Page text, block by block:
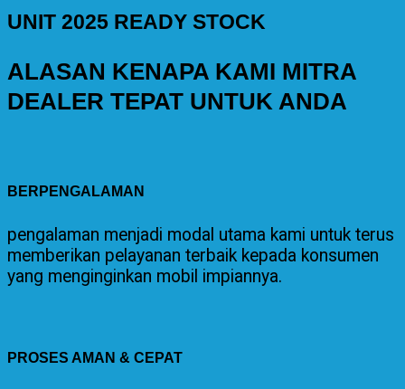
UNIT 2025 READY STOCK
ALASAN KENAPA KAMI MITRA
DEALER TEPAT UNTUK ANDA
BERPENGALAMAN
pengalaman menjadi modal utama kami untuk terus
memberikan pelayanan terbaik kepada konsumen
yang menginginkan mobil impiannya.
PROSES AMAN & CEPAT